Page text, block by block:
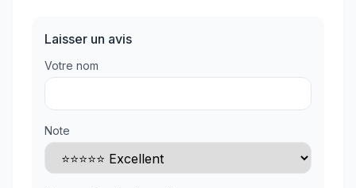
Laisser un avis
Votre nom
Note